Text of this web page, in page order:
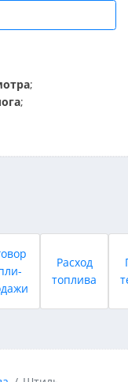
;
;
Расход
топлива